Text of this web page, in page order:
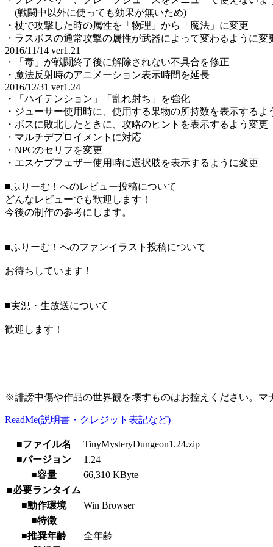
(戦闘中以外に使っても効果が無いため)
・杖で攻撃した時の属性を「物理」から「魔法」に変更
・ラスボスの通常攻撃の属性が武器によって変わるように変
2016/11/14 ver1.21
・「毒」が戦闘終了後に解除されない不具合を修正
・魔法反射時のアニメーション表示時間を延長
2016/12/31 ver1.24
・「ハイテンション」「乱れ射ち」を強化
・ジューサー使用時に、使用する果物の所持数を表示するよ
・ボスに敗北したときに、攻略のヒントを表示するよう変更
・マルチデプロイメントに対応
・NPCのセリフを変更
・エスケプフェザー使用時に選択肢を表示するように変更
■ふりーむ！へのレビュー投稿について
どんなレビューでも歓迎します！
今後の制作の参考にします。
■ふりーむ！へのファンイラスト投稿について
お待ちしています！
■実況・生放送について
歓迎します！
※誹謗中傷や作品の世界観を壊すものはお控えください。マ
ReadMe(説明書・クレジット表記など)
■ファイル名
TinyMysteryDungeon1.24.zip
■バージョン
1.24
■容量
66,310 KByte
■必要ランタイム
■動作環境
Win Browser
■特徴
■推奨年齢
全年齢